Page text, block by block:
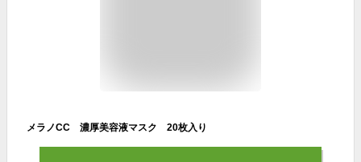
メラノCC 濃厚美容液マスク 20枚入り